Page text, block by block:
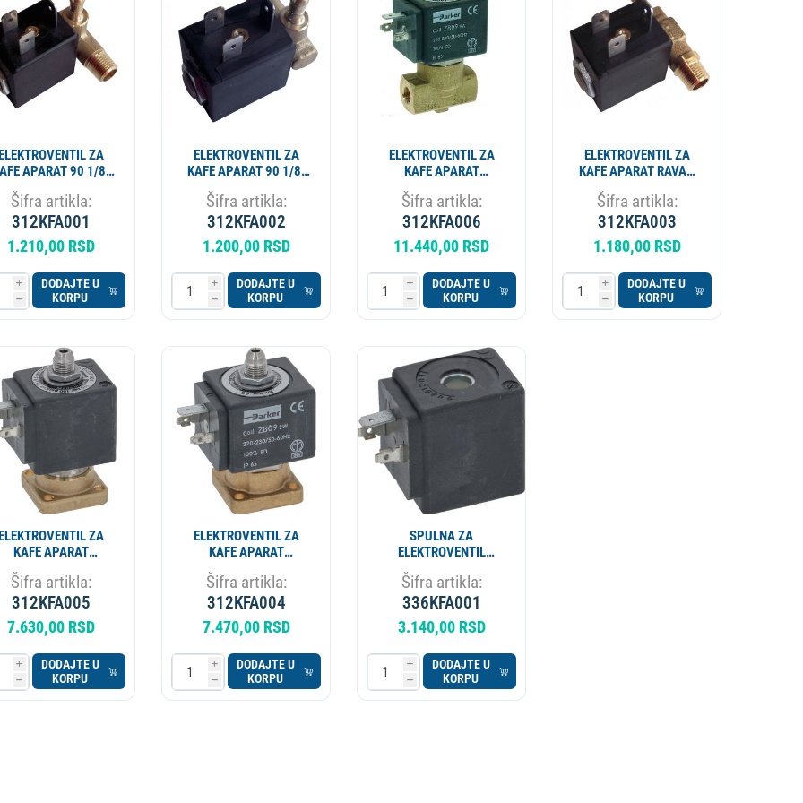
MIKROTALASNA
PECNICA
PLINSKI UREDJAJ KOTAO
KUCNI LEDOMAT MLIN ZA KAFU APARAT ZA PIVO
ELEKTROVENTIL ZA
APARAT 90 1/8"
Šifra artikla:
312KFA001
1.210,00 RSD
i
h
DODAJTE U
KORPU
ELEKTROVENTIL ZA
KAFE APARAT 90 1/8"
Šifra artikla:
312KFA002
1.200,00 RSD
i
h
DODAJTE U
KORPU
ELEKTROVENTIL ZA
KAFE APARAT
PROTOCNI PARKER 1/4"
ZENSKI 230V 50/60Hz
Šifra artikla:
312KFA006
11.440,00 RSD
i
h
DODAJTE U
KORPU
ELEKTROVENTIL ZA
KAFE APARAT RAVAN
Šifra artikla:
312KFA003
1.180,00 RSD
i
h
DODAJTE U
KORPU
ELEKTROVENTIL ZA
KAFE APARAT
TROKRAKI LUCIFER
240V 50Hz
Šifra artikla:
312KFA005
7.630,00 RSD
i
h
DODAJTE U
KORPU
ELEKTROVENTIL ZA
KAFE APARAT
TROKRAKI PARKER
230V 50/60Hz
Šifra artikla:
312KFA004
7.470,00 RSD
i
h
DODAJTE U
KORPU
SPULNA ZA
ELEKTROVENTIL
LUCIFER PARKER ZA
KAFE APARAT
220/240V 9W 50Hz
Šifra artikla:
336KFA001
3.140,00 RSD
i
h
DODAJTE U
KORPU